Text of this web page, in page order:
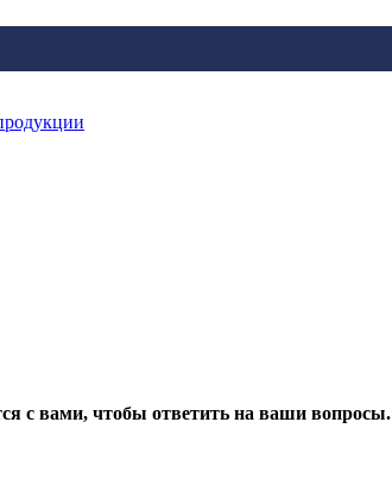
с вами, чтобы ответить на ваши вопросы.